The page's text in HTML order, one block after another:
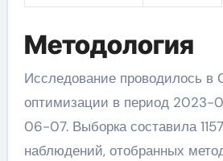
Методология
Исследование проводилось в
оптимизации в период
06-07. Выборка составила
наблюдений, отобранных